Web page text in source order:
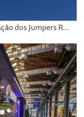
dos Jumpers R...